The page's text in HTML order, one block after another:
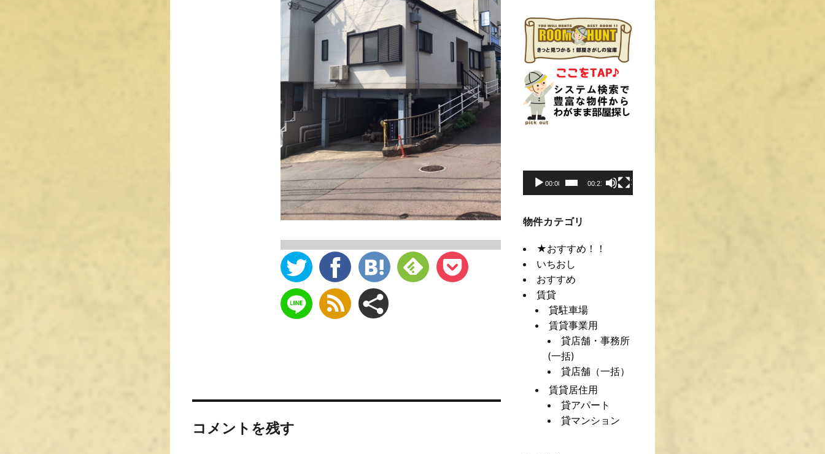
コメントを残す
画
レ
ー
ヤ
00:00 00:21
物件カテゴリ
★おすすめ！！
いちおし
おすすめ
賃貸
貸駐車場
賃貸事業用
貸店舗・事務所
(一括)
貸店舗（一括）
賃貸居住用
貸アパート
貸マンション